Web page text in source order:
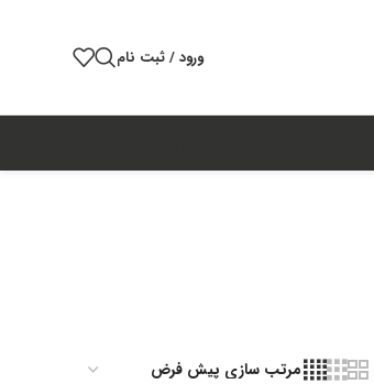
ورود / ثبت نام